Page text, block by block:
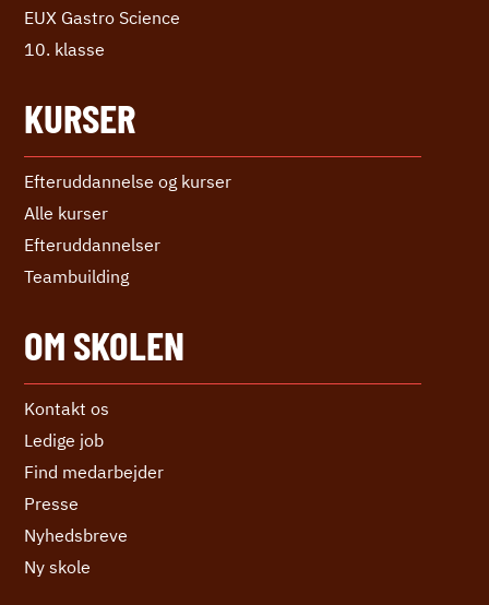
EUX Gastro Science
10. klasse
KURSER
Efteruddannelse og kurser
Alle kurser
Efter­uddannelser
Teambuilding
OM SKOLEN
Kontakt os
Ledige job
Find medarbejder
Presse
Nyhedsbreve
Ny skole